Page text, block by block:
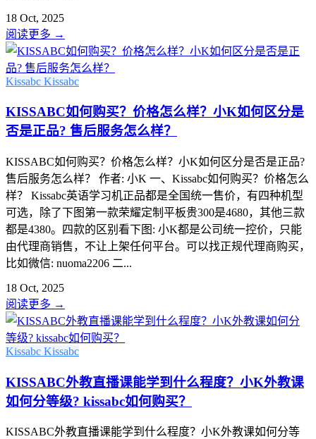
18 Oct, 2025
阅读更多 →
Kissabc Kissabc
KISSABC如何购买？价格怎么样？小K如何区分是
否是正品? 售后服务怎么样？
KISSABC如何购买？价格怎么样？小K如何区分是否是正品?
售后服务怎么样？ 作者: 小K 一、Kissabc如何购买？价格怎么
样？ Kissabc英语学习机正品都是全国统一售价，有四种机型
可选，除了下图第一款荣耀定制平板贵300是4680，其他三款
都是4380。四款的区别看下图: 小K都是公司统一控价，只能
由代理商销售，不让上架任何平台。可以找正规代理商购买，
比如微信: nuoma2206 二...
18 Oct, 2025
阅读更多 →
Kissabc Kissabc
KISSABC外教直播课能学到什么程度？小K外教课
如何分等级? kissabc如何购买？
KISSABC外教直播课能学到什么程度？小K外教课如何分等